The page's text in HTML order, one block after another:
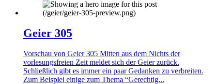
Geier 305
Vorschau von Geier 305 Mitten aus dem Nichts der
vorlesungsfreien Zeit meldet sich der Geier zurück.
Schließlich gibt es immer ein paar Gedanken zu verbreiten.
Zum Beispiel einige zum Thema “Gerechtig...